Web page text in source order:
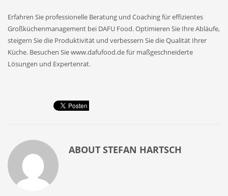
Erfahren Sie professionelle Beratung und Coaching für effizientes
Großküchenmanagement bei DAFU Food. Optimieren Sie Ihre Abläufe,
steigern Sie die Produktivität und verbessern Sie die Qualität Ihrer
Küche. Besuchen Sie www.dafufood.de für maßgeschneiderte
Lösungen und Expertenrat.
ABOUT STEFAN HARTSCH